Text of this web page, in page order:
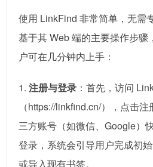
使用 LinkFind 非常简单，无需
基于其 Web 端的主要操作步骤
户可在几分钟内上手：
1. 注册与登录 ：首先，访问
（https://linkfind.cn/），点击
三方账号（如微信、Google）
登录，系统会引导用户完成初
或导入现有书签。